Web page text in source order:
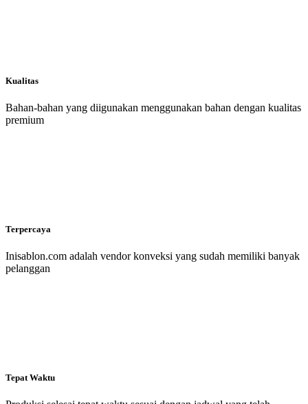
Kualitas
Bahan-bahan yang diigunakan menggunakan bahan dengan kualitas
premium
Terpercaya
Inisablon.com adalah vendor konveksi yang sudah memiliki banyak
pelanggan
Tepat Waktu